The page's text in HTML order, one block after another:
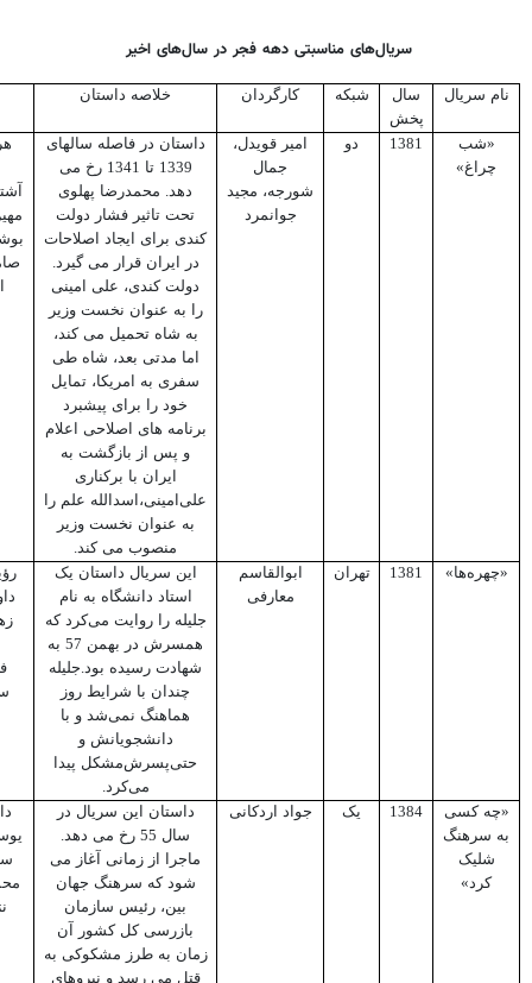
سریال‌های مناسبتی دهه فجر در سال‌های اخیر
نام سریال
سال
پخش
شبکه کارگردان خلاصه داستان
«شب
چراغ»
1381 دو
امیر قویدل،
جمال
شورجه، مجید
جوانمرد
داستان در فاصله سالهای
1339 تا 1341 رخ می
دهد. ‌محمدرضا پهلوی
تحت تاثیر فشار دولت
کندی برای ایجاد اصلاحات
در ایران قرار می گیرد.
دولت کندی، علی امینی
را به عنوان نخست وزیر
به شاه تحمیل می کند،
اما مدتی بعد، شاه طی
سفری به امریکا، تمایل
خود را برای پیشبرد
برنامه های اصلاحی اعلام
و پس از بازگشت به
ایران با برکناری
علی‌امینی،اسدالله علم را
به عنوان نخست وزیر
منصوب می کند.
«چهره‌ها» 1381 تهران
ابوالقاسم
معارفی
این سریال داستان یک
استاد دانشگاه به نام
جلیله را روایت می‌کرد که
همسرش در بهمن 57 به
شهادت رسیده بود.جلیله
چندان با شرایط روز
هماهنگ نمی‌شد و با
دانشجویانش و
حتی‌پسرش‌مشکل پیدا
می‌کرد.
«چه کسی
به سرهنگ
شلیک
کرد»
1384 یک جواد اردکانی
داستان این سریال در
سال 55 رخ می دهد.
ماجرا از زمانی آغاز می
شود که سرهنگ جهان
بین، رئیس سازمان
بازرسی کل کشور آن
زمان به طرز مشکوکی به
قتل می رسد و نیروهای